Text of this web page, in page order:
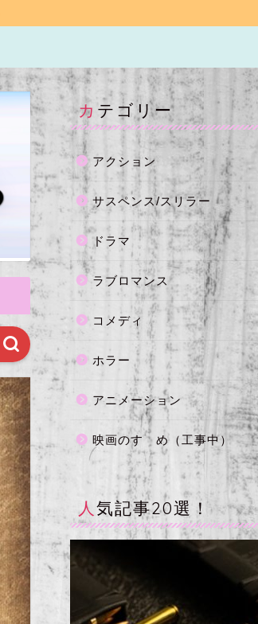
カテゴリー
アクション
サスペンス/スリラー
ドラマ
ラブロマンス
コメディ
ホラー
アニメーション
映画のすゝめ（工事中）
人気記事20選！